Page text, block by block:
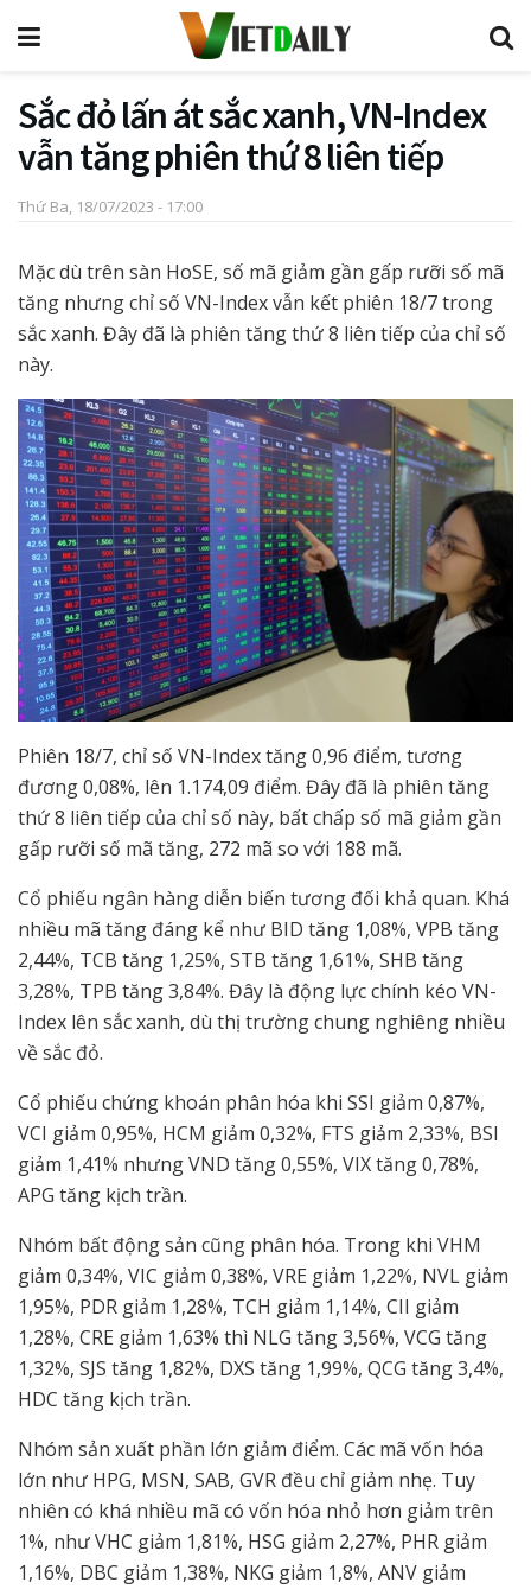
Sắc đỏ lấn át sắc xanh, VN-Index
vẫn tăng phiên thứ 8 liên tiếp
Thứ Ba, 18/07/2023 - 17:00
Mặc dù trên sàn HoSE, số mã giảm gần gấp rưỡi số mã
tăng nhưng chỉ số VN-Index vẫn kết phiên 18/7 trong
sắc xanh. Đây đã là phiên tăng thứ 8 liên tiếp của chỉ số
này.
Phiên 18/7, chỉ số VN-Index tăng 0,96 điểm, tương
đương 0,08%, lên 1.174,09 điểm. Đây đã là phiên tăng
thứ 8 liên tiếp của chỉ số này, bất chấp số mã giảm gần
gấp rưỡi số mã tăng, 272 mã so với 188 mã.
Cổ phiếu ngân hàng diễn biến tương đối khả quan. Khá
nhiều mã tăng đáng kể như BID tăng 1,08%, VPB tăng
2,44%, TCB tăng 1,25%, STB tăng 1,61%, SHB tăng
3,28%, TPB tăng 3,84%. Đây là động lực chính kéo VN-
Index lên sắc xanh, dù thị trường chung nghiêng nhiều
về sắc đỏ.
Cổ phiếu chứng khoán phân hóa khi SSI giảm 0,87%,
VCI giảm 0,95%, HCM giảm 0,32%, FTS giảm 2,33%, BSI
giảm 1,41% nhưng VND tăng 0,55%, VIX tăng 0,78%,
APG tăng kịch trần.
Nhóm bất động sản cũng phân hóa. Trong khi VHM
giảm 0,34%, VIC giảm 0,38%, VRE giảm 1,22%, NVL giảm
1,95%, PDR giảm 1,28%, TCH giảm 1,14%, CII giảm
1,28%, CRE giảm 1,63% thì NLG tăng 3,56%, VCG tăng
1,32%, SJS tăng 1,82%, DXS tăng 1,99%, QCG tăng 3,4%,
HDC tăng kịch trần.
Nhóm sản xuất phần lớn giảm điểm. Các mã vốn hóa
lớn như HPG, MSN, SAB, GVR đều chỉ giảm nhẹ. Tuy
nhiên có khá nhiều mã có vốn hóa nhỏ hơn giảm trên
1%, như VHC giảm 1,81%, HSG giảm 2,27%, PHR giảm
1,16%, DBC giảm 1,38%, NKG giảm 1,8%, ANV giảm